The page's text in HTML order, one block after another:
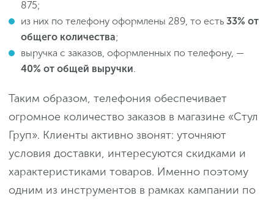
875;
из них по телефону оформлены 289, то есть 33% от
общего количества;
выручка с заказов, оформленных по телефону, —
40% от общей выручки.
Таким образом, телефония обеспечивает
огромное количество заказов в магазине «Стул
Груп». Клиенты активно звонят: уточняют
условия доставки, интересуются скидками и
характеристиками товаров. Именно поэтому
одним из инструментов в рамках кампании по